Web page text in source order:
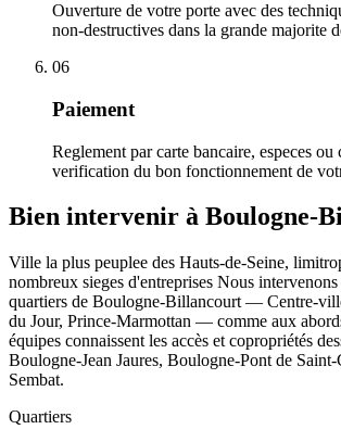
Ouverture de votre porte avec des
non-destructives dans la grande majorite
06
Paiement
Reglement par carte bancaire, especes ou
verification du bon fonctionnement de
Bien intervenir à Boulogne-
Ville la plus peuplee des Hauts-de-Seine,
nombreux sieges d'entreprises Nous intervenons
quartiers de Boulogne-Billancourt — Centre-
du Jour, Prince-Marmottan — comme aux
équipes connaissent les accès et copropriétés
Boulogne-Jean Jaures, Boulogne-Pont de
Sembat.
Quartiers